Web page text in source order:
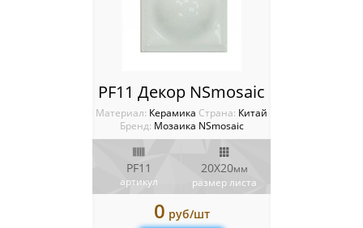
PF11 Декор NSmosaic
Материал: Керамика Cтрана: Китай
Бренд: Мозаика NSmosaic
PF11
артикул
20X20мм
размер листа
0 руб/шт